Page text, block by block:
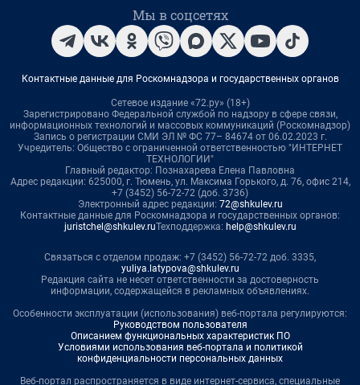
Мы в соцсетях
Контактные данные для Роскомнадзора и государственных органов
Сетевое издание «72.ру» (18+)
Зарегистрировано Федеральной службой по надзору в сфере связи,
информационных технологий и массовых коммуникаций (Роскомнадзор)
Запись о регистрации СМИ ЭЛ № ФС 77– 84674 от 06.02.2023 г.
Учредитель: Общество с ограниченной ответственностью "ИНТЕРНЕТ
ТЕХНОЛОГИИ"
Главный редактор: Познахарева Елена Павловна
Адрес редакции: 625000, г. Тюмень, ул. Максима Горького, д. 76, офис 214,
+7 (3452) 56-72-72 (доб. 3736)
Электронный адрес редакции: 72@shkulev.ru
Контактные данные для Роскомнадзора и государственных органов:
juristchel@shkulev.ruТехподдержка: help@shkulev.ru
Связаться с отделом продаж: +7 (3452) 56-72-72 доб. 3335,
yuliya.latypova@shkulev.ru
Редакция сайта не несет ответственности за достоверность
информации, содержащейся в рекламных объявлениях.
Особенности эксплуатации (использования) веб-портала регулируются:
Руководством пользователя
Описанием функциональных характеристик ПО
Условиями использования веб-портала и политикой
конфиденциальности персональных данных
Веб-портал распространяется в виде интернет-сервиса, специальные